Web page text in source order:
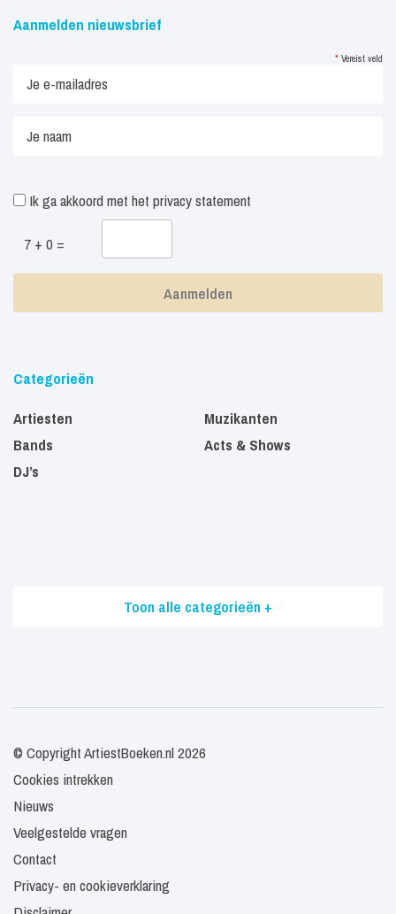
Aanmelden nieuwsbrief
* Vereist veld
Ik ga akkoord met het privacy statement
7 + 0 =
Categorieën
Artiesten
Bands
DJ’s
Muzikanten
Acts & Shows
Toon alle categorieën +
© Copyright ArtiestBoeken.nl 2026
Cookies intrekken
Nieuws
Veelgestelde vragen
Contact
Privacy- en cookieverklaring